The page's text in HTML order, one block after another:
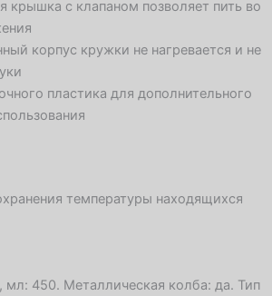
крышка с клапаном позволяет пить во
корпус кружки не нагревается и не
пластика для дополнительного
температуры находящихся
мл: 450. Металлическая колба: да. Тип